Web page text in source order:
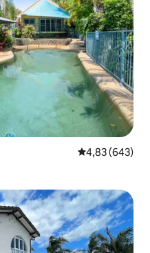
Classificação
4,83 (643)